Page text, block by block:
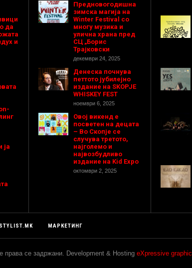
да
и
ја
Предновогодишнa
зимска магија на
Winter Festival со
многу музика и
улична храна пред
СЦ „Борис
Трајковски
декември 24, 2025
Денеска почнува
петтото јубилејно
издание на SKOPJE
WHISKEY FEST
ноември 6, 2025
Овој викенд е
посветен на децата
– Во Скопје се
случува третото,
најголемо и
највозбудливо
издание на Kid Expo
октомври 2, 2025
МАРКЕТИНГ
права се задржани. Development & Hosting eXpressive